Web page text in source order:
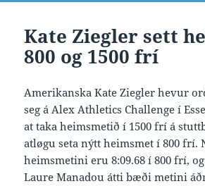
Kate Ziegler sett
800 og 1500 frí
Amerikanska Kate Ziegler hevur
seg á Alex Athletics Challenge í
at taka heimsmetið í 1500 frí á
atløgu seta nýtt heimsmet í 800 frí.
heimsmetini eru 8:09.68 í 800 frí, og
Laure Manadou átti bæði metini